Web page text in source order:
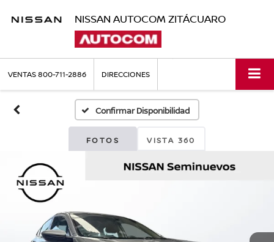
NISSAN AUTOCOM ZITÁCUARO
VENTAS800-711-2886 DIRECCIONES
Confirmar Disponibilidad
FOTOS VISTA 360